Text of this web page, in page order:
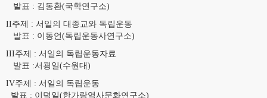
발표 : 김동환(국학연구소)
II주제 : 서일의 대종교와 독립운동
발표 : 이동언(독립운동사연구소)
III주제 : 서일의 독립운동자료
발표 :서굉일(수원대)
IV주제 : 서일의 독립운동
발표 : 이덕일(한가람역사문화연구소)